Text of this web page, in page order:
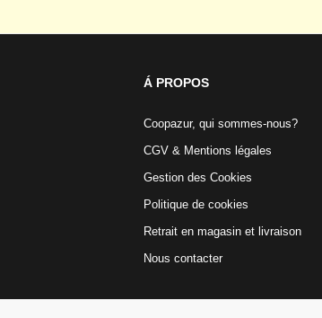
Á PROPOS
Coopazur, qui sommes-nous?
CGV & Mentions légales
Gestion des Cookies
Politique de cookies
Retrait en magasin et livraison
Nous contacter